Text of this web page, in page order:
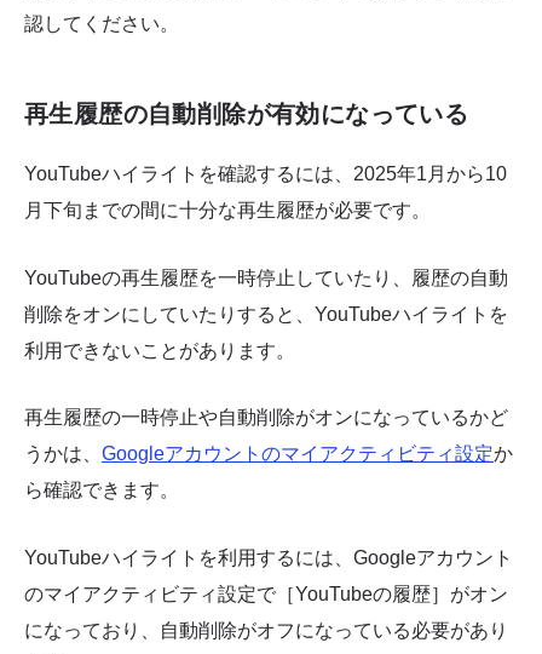
認してください。
再生履歴の自動削除が有効になっている
YouTubeハイライトを確認するには、2025年1月から10
月下旬までの間に十分な再生履歴が必要です。
YouTubeの再生履歴を一時停止していたり、履歴の自動
削除をオンにしていたりすると、YouTubeハイライトを
利用できないことがあります。
再生履歴の一時停止や自動削除がオンになっているかど
うかは、 Googleアカウントのマイアクティビティ設定か
ら確認できます。
YouTubeハイライトを利用するには、Googleアカウント
のマイアクティビティ設定で［YouTubeの履歴］がオン
になっており、自動削除がオフになっている必要があり